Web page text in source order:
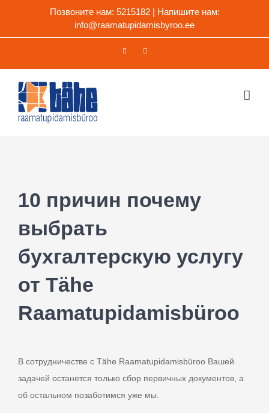
Позвоните нам: 5215182| Напишите нам:
info@raamatupidamisbyroo.ee
FacebookWhatsApp
10 причин почему
выбрать
бухгалтерскую услугу
от Tähe
Raamatupidamisbüroo
В сотрудничестве с Tähe Raamatupidamisbüroo Вашей
задачей останется только сбор первичных документов, а
об остальном позаботимся уже мы.